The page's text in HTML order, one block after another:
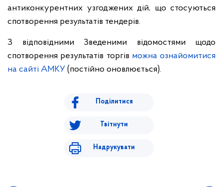
антиконкурентних узгоджених дій, що стосуються
спотворення результатів тендерів.
З відповідними Зведеними відомостями щодо
спотворення результатів торгів можна ознайомитися
на сайті АМКУ (постійно оновлюється).
Поділитися
Твітнути
Надрукувати